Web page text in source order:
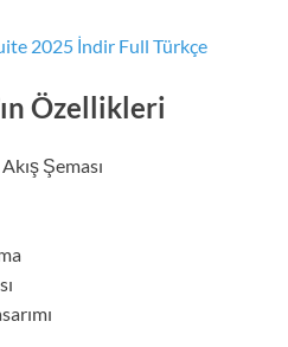
2025 İndir Full Türkçe
Özellikleri
Şeması